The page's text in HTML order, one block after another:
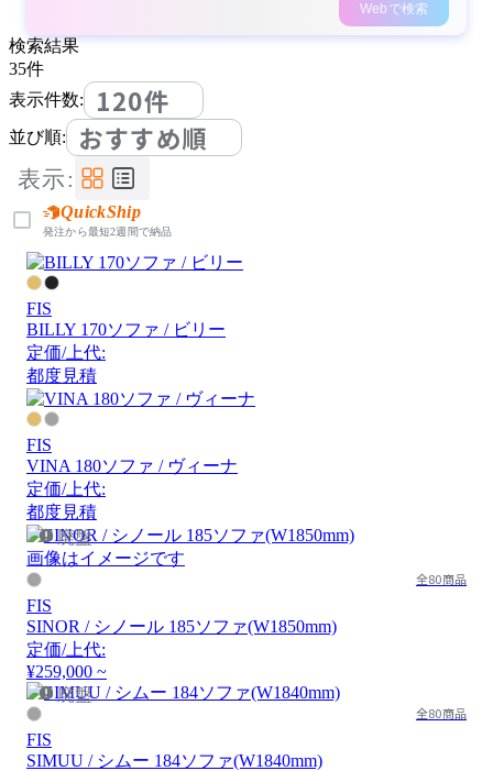
Webで検索
検索結果
35件
表示件数:
120件
並び順: おすすめ順
表示:
QuickShip
発注から最短2週間で納品
FIS
BILLY 170ソファ / ビリー
定価/上代:
都度見積
FIS
VINA 180ソファ / ヴィーナ
定価/上代:
都度見積
廃盤
画像はイメージです
全80商品
FIS
SINOR / シノール 185ソファ(W1850mm)
定価/上代:
¥259,000 ~
廃盤
全80商品
FIS
SIMUU / シムー 184ソファ(W1840mm)